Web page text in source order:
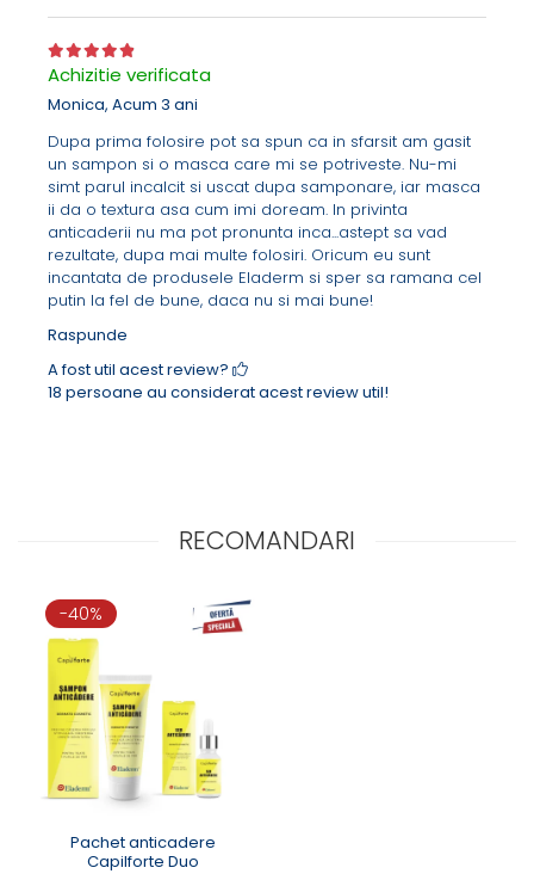
densitatea firelor de par a crescut cu pana la 22%.
Achizitie verificata
Monica, Acum 3 ani
Dupa prima folosire pot sa spun ca in sfarsit am gasit
un sampon si o masca care mi se potriveste. Nu-mi
simt parul incalcit si uscat dupa samponare, iar masca
ii da o textura asa cum imi doream. In privinta
anticaderii nu ma pot pronunta inca...astept sa vad
rezultate, dupa mai multe folosiri. Oricum eu sunt
incantata de produsele Eladerm si sper sa ramana cel
putin la fel de bune, daca nu si mai bune!
Raspunde
A fost util acest review?
18 persoane au considerat acest review util!
RECOMANDARI
-40%
Pachet anticadere
Capilforte Duo